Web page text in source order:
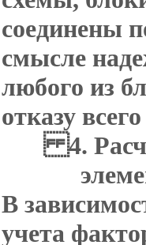
соединены
смысле
любого из
отказу
4.
В
учета